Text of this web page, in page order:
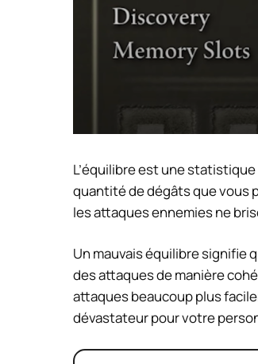
L’équilibre est une
quantité de dégâts que vous
les attaques ennemies ne
Un mauvais équilibre signifie
des attaques de manière
attaques beaucoup plus
dévastateur pour votre